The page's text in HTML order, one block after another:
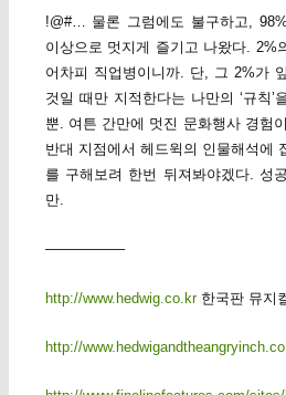
!@#… 물론 그럼에도 불구하고,
이상으로 멋지게 즐기고 나왔다. 2%
어차피 직업병이니까. 단, 그 2%가
것일 때만 지적한다는 나만의 ‘규칙’
뿐. 여튼 간만에 멋진 문화행사 경험
반대 지점에서 헤드윅의 인물해석에
를 구해보려 한번 뒤져봐야겠다. 성
만.
—————–
http://www.hedwig.co.kr한국판 뮤지
http://